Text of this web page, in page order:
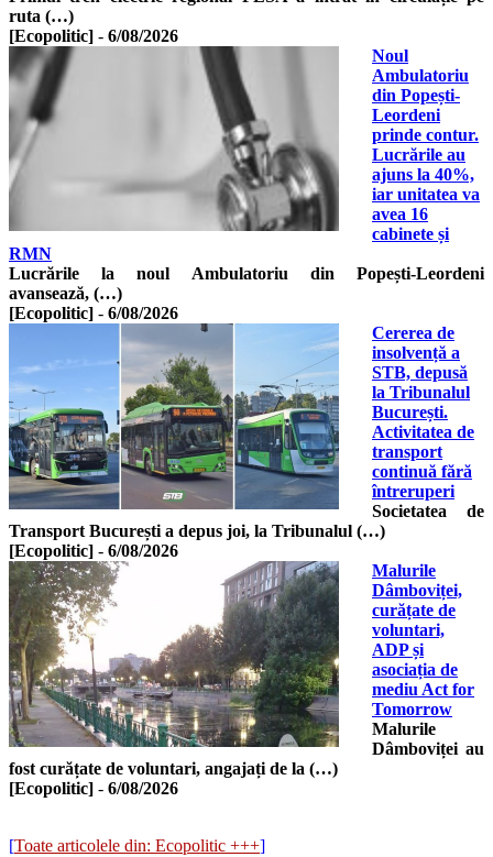
ruta (…)
[Ecopolitic] - 6/08/2026
Noul
Ambulatoriu
din Popești-
Leordeni
prinde contur.
Lucrările au
ajuns la 40%,
iar unitatea va
avea 16
cabinete și
RMN
Lucrările la noul Ambulatoriu din Popești-Leordeni
avansează, (…)
[Ecopolitic] - 6/08/2026
Cererea de
insolvență a
STB, depusă
la Tribunalul
București.
Activitatea de
transport
continuă fără
întreruperi
Societatea de
Transport București a depus joi, la Tribunalul (…)
[Ecopolitic] - 6/08/2026
Malurile
Dâmboviței,
curățate de
voluntari,
ADP și
asociația de
mediu Act for
Tomorrow
Malurile
Dâmboviței au
fost curățate de voluntari, angajați de la (…)
[Ecopolitic] - 6/08/2026
[Toate articolele din: Ecopolitic +++]